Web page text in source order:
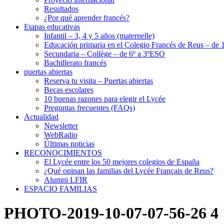
Resultados
¿Por qué aprender francés?
Etapas educativas
Infantil – 3, 4 y 5 años (maternelle)
Educación primaria en el Colegio Francés de Reus – de
Secundaria – Collège – de 6º a 3ºESO
Bachillerato francés
puertas abiertas
Reserva tu visita – Puertas abiertas
Becas escolares
10 buenas razones para elegir el Lycée
Preguntas frecuentes (FAQs)
Actualidad
Newsletter
WebRadio
Últimas noticias
RECONOCIMIENTOS
El Lycée entre los 50 mejores colegios de España
¿Qué opinan las familias del Lycée Français de Reus?
Alumni LFIR
ESPACIO FAMILIAS
PHOTO-2019-10-07-07-56-26 4